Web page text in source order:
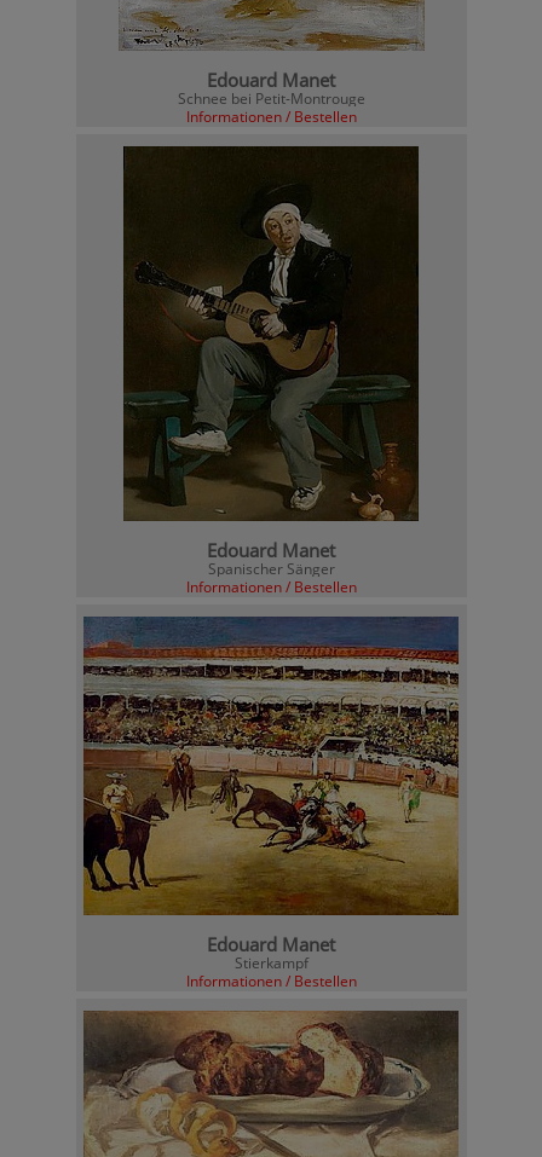
Edouard Manet
Schnee bei Petit-Montrouge
Informationen / Bestellen
Edouard Manet
Spanischer Sänger
Informationen / Bestellen
Edouard Manet
Stierkampf
Informationen / Bestellen